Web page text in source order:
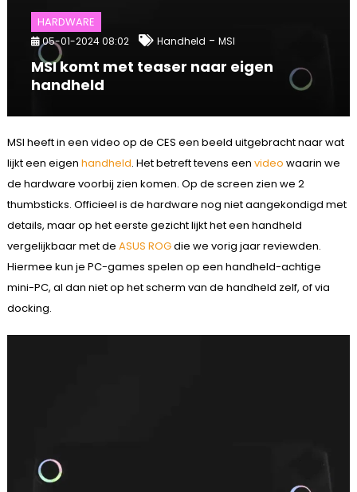
HARDWARE
05-01-2024 08:02 Handheld - MSI
MSI komt met teaser naar eigen
handheld
MSI heeft in een video op de CES een beeld uitgebracht naar wat
lijkt een eigen handheld. Het betreft tevens een video waarin we
de hardware voorbij zien komen. Op de screen zien we 2
thumbsticks. Officieel is de hardware nog niet aangekondigd met
details, maar op het eerste gezicht lijkt het een handheld
vergelijkbaar met de ASUS ROGdie we vorig jaar reviewden.
Hiermee kun je PC-games spelen op een handheld-achtige
mini-PC, al dan niet op het scherm van de handheld zelf, of via
docking.